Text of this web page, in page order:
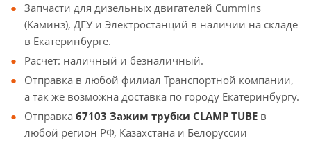
Запчасти для дизельных двигателей Cummins
(Каминз), ДГУ и Электростанций в наличии на складе
в Екатеринбурге.
Расчёт: наличный и безналичный.
Отправка в любой филиал Транспортной компании,
а так же возможна доставка по городу Екатеринбургу.
Отправка 67103 Зажим трубки CLAMP TUBE в
любой регион РФ, Казахстана и Белоруссии